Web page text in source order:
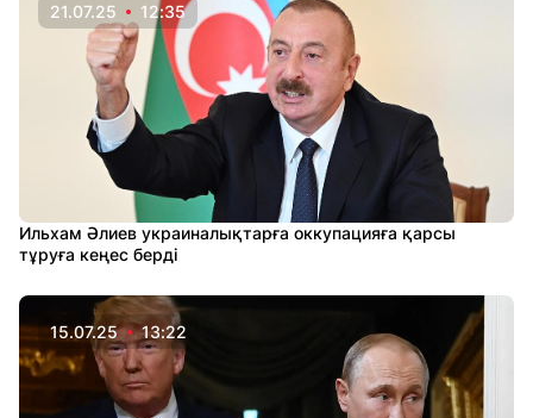
21.07.25 12:35
Ильхам Әлиев украиналықтарға оккупацияға қарсы
тұруға кеңес берді
15.07.25 13:22